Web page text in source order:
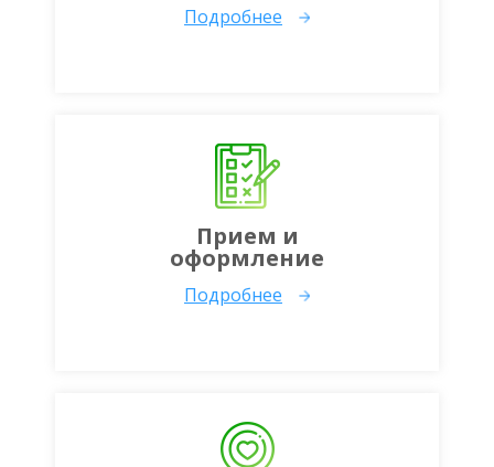
Подробнее
Прием и
оформление
Подробнее